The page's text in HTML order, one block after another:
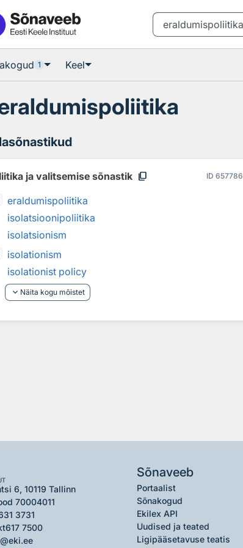
1 Keel
ja valitsemise sõnastik content_copy ID 657786
eraldumispoliitika
isolatsioonipoliitika
isolatsionism
isolationism
isolationist policy
keyboard_arrow_down Näita kogu mõistet
6, 10119 Tallinn
70004011
3731
617 7500
Sõnaveeb
Portaalist
Sõnakogud
Ekilex API
Uudised ja teated
Ligipääsetavuse teatis